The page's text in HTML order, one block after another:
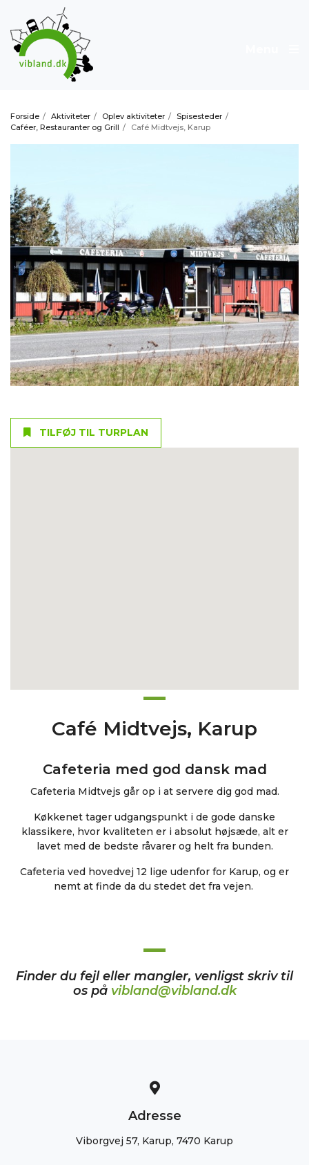
Forside / Aktiviteter / Oplev aktiviteter / Spisesteder /
Caféer, Restauranter og Grill / Café Midtvejs, Karup
TILFØJ TIL TURPLAN
Café Midtvejs, Karup
Cafeteria med god dansk mad
Cafeteria Midtvejs går op i at servere dig god mad.
Køkkenet tager udgangspunkt i de gode danske
klassikere, hvor kvaliteten er i absolut højsæde, alt er
lavet med de bedste råvarer og helt fra bunden.
Cafeteria ved hovedvej 12 lige udenfor for Karup, og er
nemt at finde da du stedet det fra vejen.
Finder du fejl eller mangler, venligst skriv til
os på vibland@vibland.dk
Adresse
Viborgvej 57, Karup, 7470 Karup